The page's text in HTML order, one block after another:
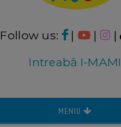
Follow us: | | |
Intreabă I-MAMI
MENIU